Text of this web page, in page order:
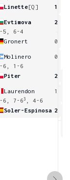
Linette[Q] 1
Evtimova
2
5, 6-4
Gronert
0
Molinero
0
6, 1-6
Piter
2
Laurendon
1
6, 7-63
, 4-6
Soler-Espinosa 2